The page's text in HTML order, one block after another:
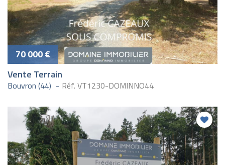
70 000 €
Vente Terrain
Bouvron (44) Réf. VT1230-DOMINNO44